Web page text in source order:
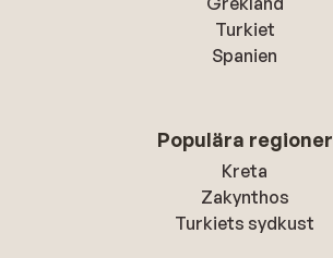
Turkiet
Spanien
Populära regioner
Kreta
Zakynthos
Turkiets sydkust